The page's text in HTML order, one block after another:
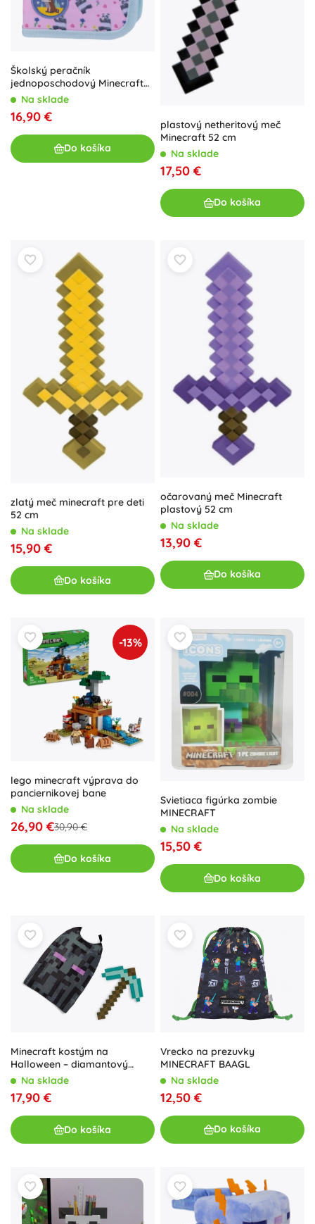
Školský peračník
jednoposchodový Minecraft
Panda BAAGL
Na sklade
16,90 €
Do košíka
plastový netheritový meč
Minecraft 52 cm
Na sklade
17,50 €
Do košíka
zlatý meč minecraft pre deti
52 cm
Na sklade
15,90 €
Do košíka
očarovaný meč Minecraft
plastový 52 cm
Na sklade
13,90 €
Do košíka
-13%
lego minecraft výprava do
panciernikovej bane
Na sklade
26,90 €30,90 €
Do košíka
Svietiaca figúrka zombie
MINECRAFT
Na sklade
15,50 €
Do košíka
Minecraft kostým na
Halloween – diamantový
krompáč a pláštenka
Na sklade
17,90 €
Do košíka
Vrecko na prezuvky
MINECRAFT BAAGL
Na sklade
12,50 €
Do košíka